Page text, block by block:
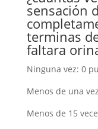
sensación
terminas
faltara
Ninguna vez: 0
Menos de una
Menos de 15